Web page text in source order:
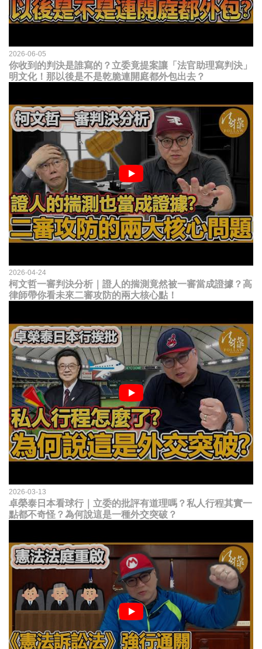
2026-06-05
你收到的判決是誰寫的？立委竟提案讓「法官助理寫判決」
明文化！那以後是不是乾脆連開庭都外包出去？
2026-04-24
柯文哲一審判決分析｜證人的揣測竟然被一審當成證據？高
律師帶你看未來二審攻防的兩大核心點！
2026-03-13
卓榮泰日本看球行｜立委的批評有道理嗎？私人行程其實一
點都不奇怪？為何說這是一種外交突破？